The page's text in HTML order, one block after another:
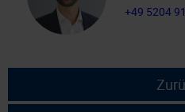
+49 5204